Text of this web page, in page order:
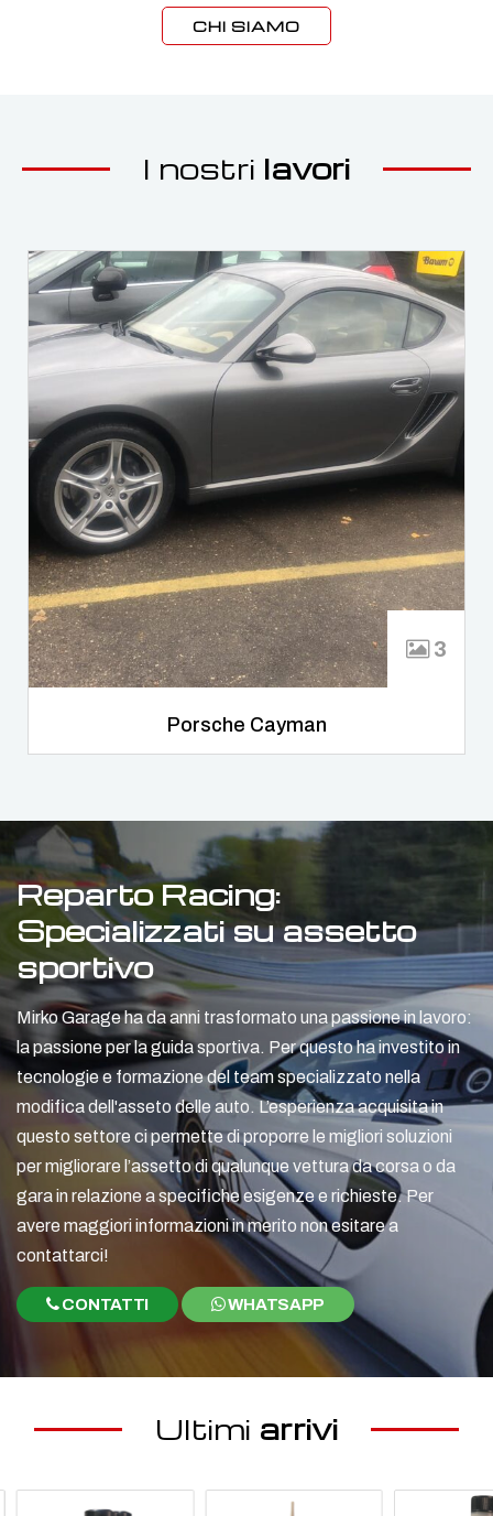
CHI SIAMO
I nostri lavori
3
Porsche Cayman
Reparto Racing:
Specializzati su assetto
sportivo
Mirko Garage ha da anni trasformato una passione in lavoro:
la passione per la guida sportiva. Per questo ha investito in
tecnologie e formazione del team specializzato nella
modifica dell'asseto delle auto. L’esperienza acquisita in
questo settore ci permette di proporre le migliori soluzioni
per migliorare l’assetto di qualunque vettura da corsa o da
gara in relazione a specifiche esigenze e richieste. Per
avere maggiori informazioni in merito non esitare a
contattarci!
CONTATTI WHATSAPP
Ultimi arrivi